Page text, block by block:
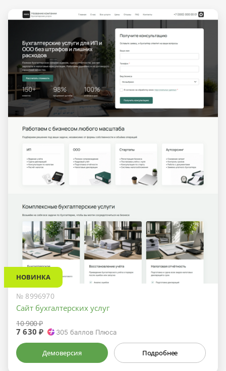
НОВИНКА
№ 8996970
Сайт бухгалтерских услуг
10 900 ₽
7 630 ₽ 305 баллов Плюса
Демоверсия Подробнее